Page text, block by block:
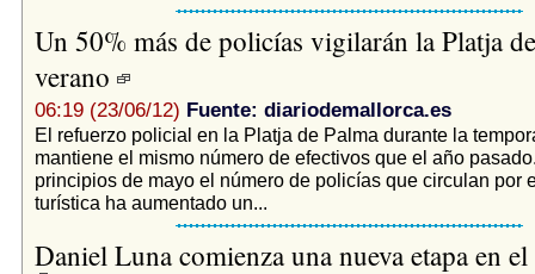
Un 50% más de policías vigilarán la Platja
verano
06:19 (23/06/12) Fuente: diariodemallorca.es
El refuerzo policial en la Platja de Palma durante la
mantiene el mismo número de efectivos que el año
principios de mayo el número de policías que circulan por
turística ha aumentado un...
Daniel Luna comienza una nueva etapa en